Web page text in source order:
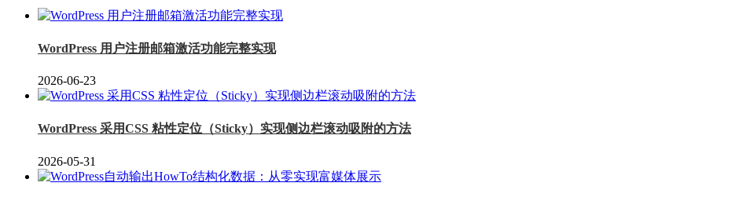
WordPress 用户注册邮箱激活功能完整实现
2026-06-23
WordPress 采用CSS 粘性定位（Sticky）实现侧边栏滚动吸附的方法
2026-05-31